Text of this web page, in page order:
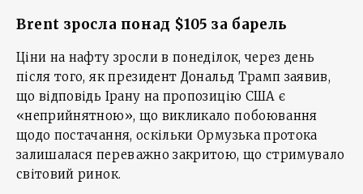
Brent зросла понад $105 за барель
Ціни на нафту зросли в понеділок, через день
після того, як президент Дональд Трамп заявив,
що відповідь Ірану на пропозицію США є
«неприйнятною», що викликало побоювання
щодо постачання, оскільки Ормузька протока
залишалася переважно закритою, що стримувало
світовий ринок.